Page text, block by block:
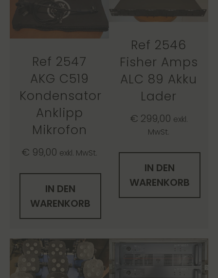
Ref 2547
AKG C519
Kondensator
Anklipp
Mikrofon
€ 99,00 exkl. MwSt.
IN DEN
WARENKORB
Ref 2546
Fisher Amps
ALC 89 Akku
Lader
€ 299,00 exkl.
MwSt.
IN DEN
WARENKORB